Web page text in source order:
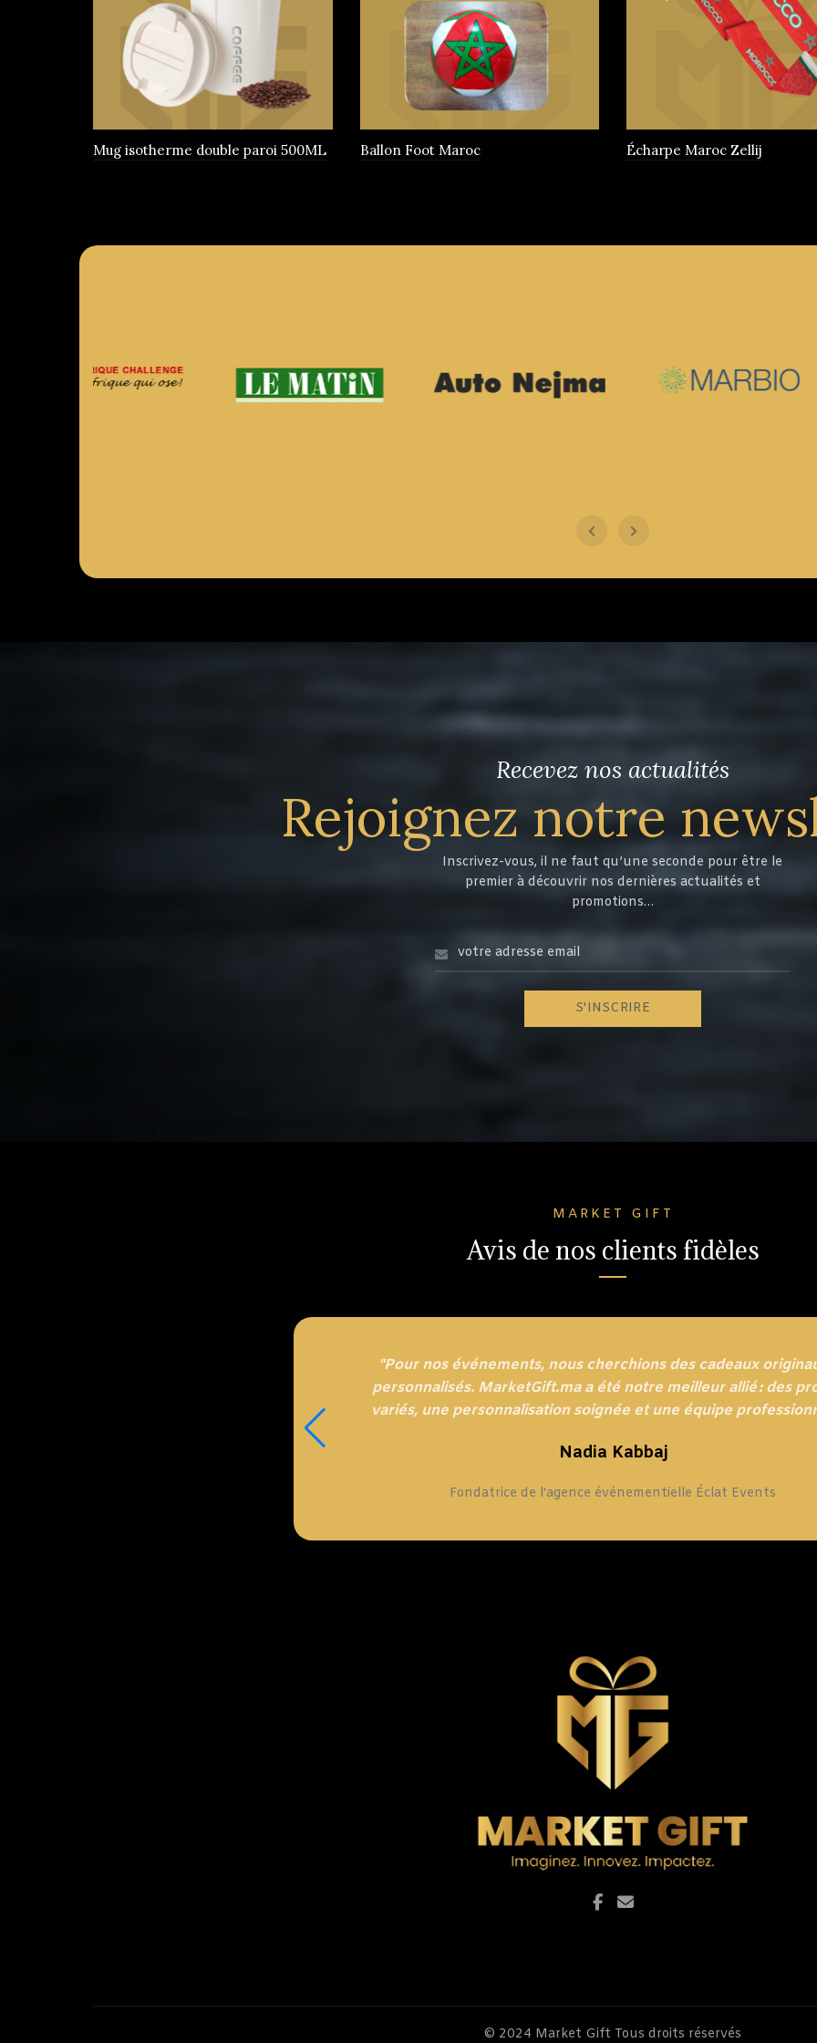
choisies
produit
Mug isotherme double paroi 500ML Ballon Foot Maroc Écharpe Maroc Zellij
Recevez nos actualités
Rejoignez notre
Inscrivez-vous, il ne faut qu’une seconde pour être le
premier à découvrir nos dernières actualités et
promotions…
MARKET GIFT
Avis de nos clients fidèles
"Pour nos événements, nous cherchions des cadeaux
personnalisés. MarketGift.ma a été notre meilleur allié : des
variés, une personnalisation soignée et une équipe
Nadia Kabbaj
Fondatrice de l'agence événementielle Éclat Events
© 2024 Market Gift Tous droits réservés